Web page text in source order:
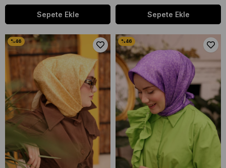
Sepete Ekle Sepete Ekle